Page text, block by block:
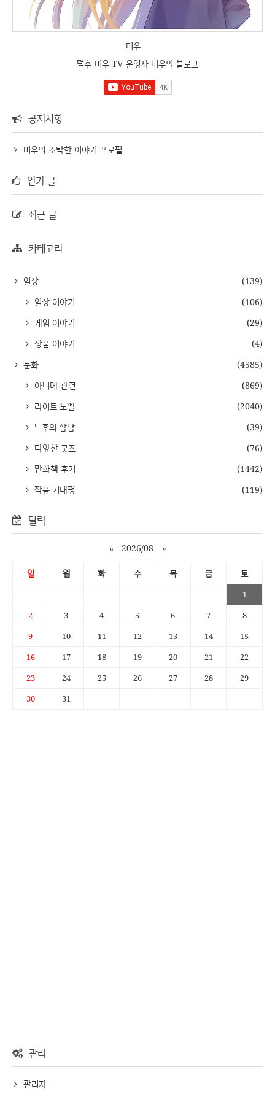
미우
덕후 미우 TV 운영자 미우의 블로그
공지사항
미우의 소박한 이야기 프로필
인기 글
최근 글
카테고리
일상
(139)
일상 이야기
(106)
게임 이야기
(29)
상품 이야기
(4)
문화
(4585)
아니메 관련
(869)
라이트 노벨
(2040)
덕후의 잡담
(39)
다양한 굿즈
(76)
만화책 후기
(1442)
작품 기대평
(119)
달력
« 2026/08 »
일 월 화 수 목 금 토
1
2
3 4 5 6 7
8
9
10 11 12 13 14
15
16
17 18 19 20 21
22
23
24 25 26 27 28
29
30
31
관리
관리자